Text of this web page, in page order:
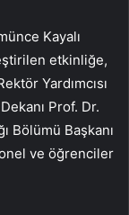
Kayalı
etkinliğe,
Yardımcısı
Prof. Dr.
Bölümü Başkanı
ve öğrenciler